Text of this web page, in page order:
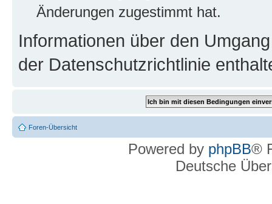
Änderungen zugestimmt hat.
Informationen über den
der Datenschutzrichtlinie
Foren-Übersicht
Powered by phpBB®
Deutsche